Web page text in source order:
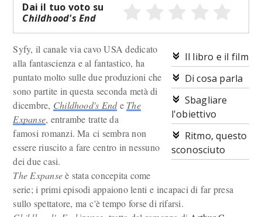
Dai il tuo voto su
Childhood's End
Il libro e il film
Di cosa parla
Sbagliare
l'obiettivo
Ritmo, questo
sconosciuto
Syfy, il canale via cavo USA dedicato
alla fantascienza e al fantastico, ha
puntato molto sulle due produzioni che
sono partite in questa seconda metà di
dicembre, Childhood's Ende The
Expanse, entrambe tratte da
famosi romanzi. Ma ci sembra non
essere riuscito a fare centro in nessuno
dei due casi.
The Expanseè stata concepita come
serie; i primi episodi appaiono lenti e incapaci di far presa
sullo spettatore, ma c'è tempo forse di rifarsi.